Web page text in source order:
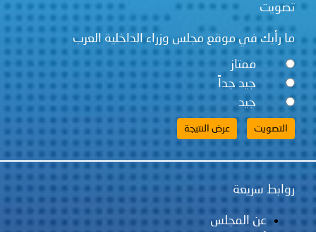
تصويت
ما رأيك في موقع مجلس وزراء الداخلية العرب
ممتاز
جيد جداً
جيد
روابط سريعة
عن المجلس